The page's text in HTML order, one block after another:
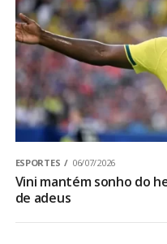
ESPORTES 06/07/2026
Vini mantém sonho do
de adeus